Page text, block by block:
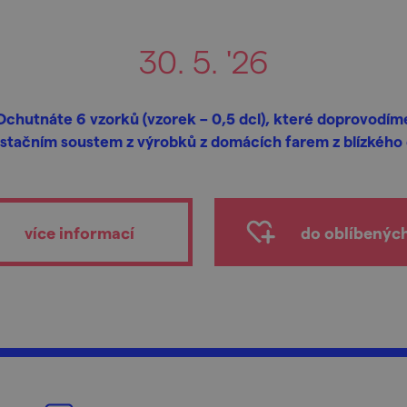
30. 5. '26
6 vzorků (vzorek – 0,5 dcl), které
soustem z výrobků z domácích farem z blízkého
více informací do